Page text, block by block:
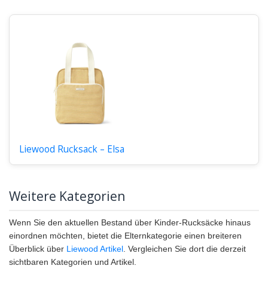
Liewood Rucksack – Elsa
Weitere Kategorien
Wenn Sie den aktuellen Bestand über Kinder-Rucksäcke hinaus
einordnen möchten, bietet die Elternkategorie einen breiteren
Überblick über Liewood Artikel . Vergleichen Sie dort die derzeit
sichtbaren Kategorien und Artikel.